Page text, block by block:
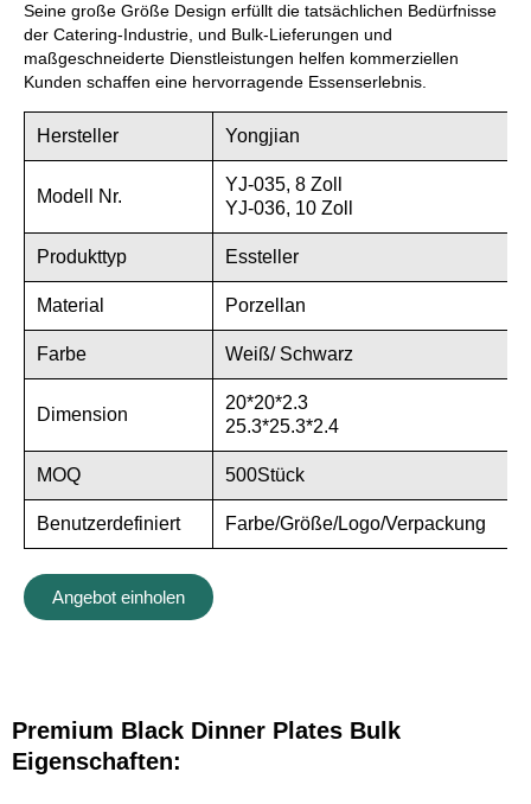
Seine große Größe Design erfüllt die tatsächlichen Bedürfnisse
der Catering-Industrie, und Bulk-Lieferungen und
maßgeschneiderte Dienstleistungen helfen kommerziellen
Kunden schaffen eine hervorragende Essenserlebnis.
Hersteller Yongjian
Modell Nr.
YJ-035, 8 Zoll
YJ-036, 10 Zoll
Produkttyp Essteller
Material Porzellan
Farbe Weiß/ Schwarz
Dimension
20*20*2.3
25.3*25.3*2.4
MOQ 500Stück
Benutzerdefiniert Farbe/Größe/Logo/Verpackung
Angebot einholen
Premium Black Dinner Plates Bulk
Eigenschaften: